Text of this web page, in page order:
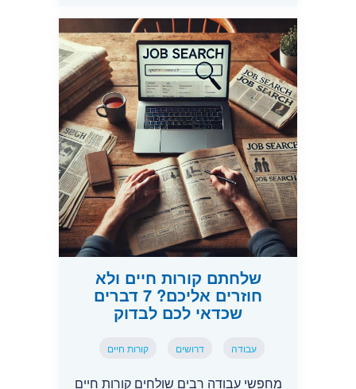
שלחתם קורות חיים ולא
חוזרים אליכם? 7 דברים
שכדאי לכם לבדוק
עבודה דרושים קורות חיים
מחפשי עבודה רבים שולחים קורות חיים